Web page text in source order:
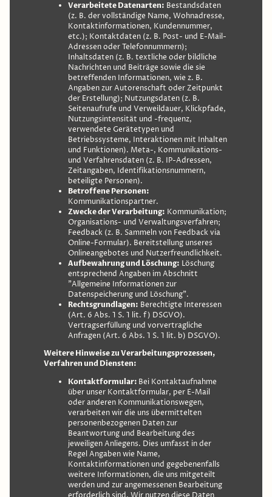
Verarbeitete Datenarten: Bestandsdaten
(z. B. der vollständige Name, Wohnadresse,
Kontaktinformationen, Kundennummer,
etc.); Kontaktdaten (z. B. Post- und E-Mail-
Adressen oder Telefonnummern);
Inhaltsdaten (z. B. textliche oder bildliche
Nachrichten und Beiträge sowie die sie
betreffenden Informationen, wie z. B.
Angaben zur Autorenschaft oder Zeitpunkt
der Erstellung); Nutzungsdaten (z. B.
Seitenaufrufe und Verweildauer, Klickpfade,
Nutzungsintensität und -frequenz,
verwendete Gerätetypen und
Betriebssysteme, Interaktionen mit Inhalten
und Funktionen). Meta-, Kommunikations-
und Verfahrensdaten (z. B. IP-Adressen,
Zeitangaben, Identifikationsnummern,
beteiligte Personen).
Betroffene Personen:
Kommunikationspartner.
Zwecke der Verarbeitung: Kommunikation;
Organisations- und Verwaltungsverfahren;
Feedback (z. B. Sammeln von Feedback via
Online-Formular). Bereitstellung unseres
Onlineangebotes und Nutzerfreundlichkeit.
Aufbewahrung und Löschung: Löschung
entsprechend Angaben im Abschnitt
"Allgemeine Informationen zur
Datenspeicherung und Löschung".
Rechtsgrundlagen: Berechtigte Interessen
(Art. 6 Abs. 1 S. 1 lit. f) DSGVO).
Vertragserfüllung und vorvertragliche
Anfragen (Art. 6 Abs. 1 S. 1 lit. b) DSGVO).
Weitere Hinweise zu Verarbeitungsprozessen,
Verfahren und Diensten:
Kontaktformular: Bei Kontaktaufnahme
über unser Kontaktformular, per E-Mail
oder anderen Kommunikationswegen,
verarbeiten wir die uns übermittelten
personenbezogenen Daten zur
Beantwortung und Bearbeitung des
jeweiligen Anliegens. Dies umfasst in der
Regel Angaben wie Name,
Kontaktinformationen und gegebenenfalls
weitere Informationen, die uns mitgeteilt
werden und zur angemessenen Bearbeitung